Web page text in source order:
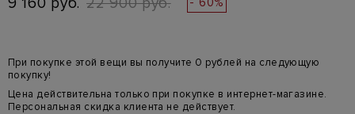
При покупке этой вещи вы получите 0 рублей на следующую
покупку!
Цена действительна только при покупке в интернет-магазине.
Персональная скидка клиента не действует.